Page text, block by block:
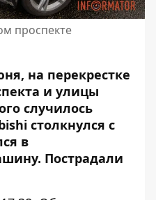
проспекте
на перекрестке
и улицы
случилось
столкнулся с
в
Пострадали